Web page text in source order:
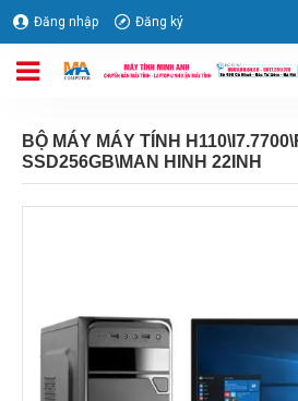
Đăng nhập Đăng ký
BỘ MÁY MÁY TÍNH
SSD256GB\MAN HINH 22INH